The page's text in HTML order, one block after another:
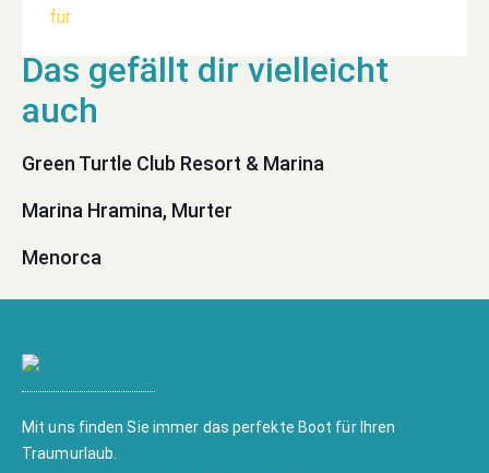
Green Turtle Club Resort & Marina
Marina Hramina, Murter
Menorca
Mit uns finden Sie immer das perfekte Boot für Ihren
Traumurlaub.